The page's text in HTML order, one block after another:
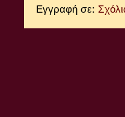
Εγγραφή σε: